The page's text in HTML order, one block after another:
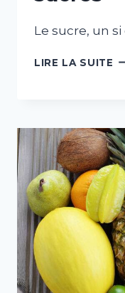
Le sucre, un
LIRE LA SUITE
»